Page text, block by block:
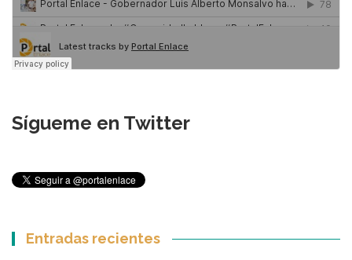
Sígueme en Twitter
Entradas recientes